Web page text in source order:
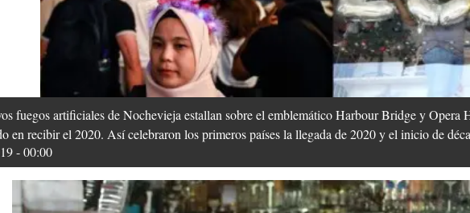
fuegos artificiales de Nochevieja estallan sobre el emblemático Harbour Bridge y Opera
en recibir el 2020. Así celebraron los primeros países la llegada de 2020 y el inicio de
- 00:00